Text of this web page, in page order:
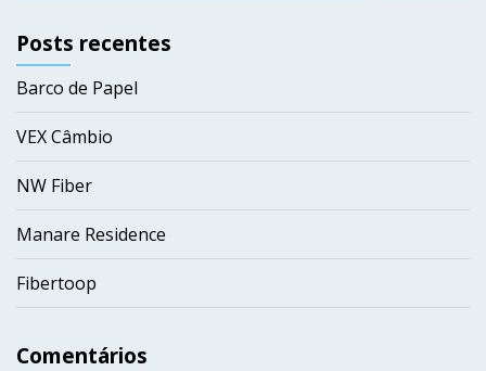
Posts recentes
Barco de Papel
VEX Câmbio
NW Fiber
Manare Residence
Fibertoop
Comentários